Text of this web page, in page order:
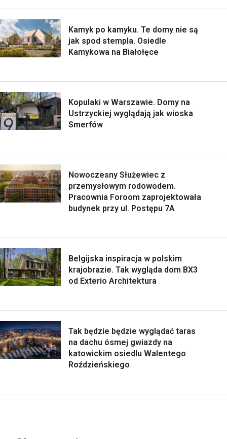
Kamyk po kamyku. Te domy nie są
jak spod stempla. Osiedle
Kamykowa na Białołęce
Kopulaki w Warszawie. Domy na
Ustrzyckiej wyglądają jak wioska
Smerfów
Nowoczesny Służewiec z
przemysłowym rodowodem.
Pracownia Foroom zaprojektowała
budynek przy ul. Postępu 7A
Belgijska inspiracja w polskim
krajobrazie. Tak wygląda dom BX3
od Exterio Architektura
Tak będzie będzie wyglądać taras
na dachu ósmej gwiazdy na
katowickim osiedlu Walentego
Roździeńskiego